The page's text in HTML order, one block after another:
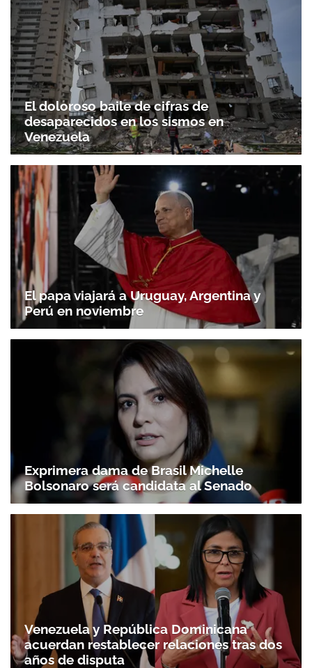
El doloroso baile de cifras de
desaparecidos en los sismos en
Venezuela
El papa viajará a Uruguay, Argentina y
Perú en noviembre
Exprimera dama de Brasil Michelle
Bolsonaro será candidata al Senado
Venezuela y República Dominicana
acuerdan restablecer relaciones tras dos
años de disputa